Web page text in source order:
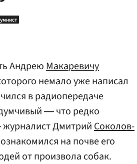
АндреюМакаревичу
немало уже написал
в радиопередаче
― что редко
ДмитрийСоколов-
на почве его
от произвола собак.